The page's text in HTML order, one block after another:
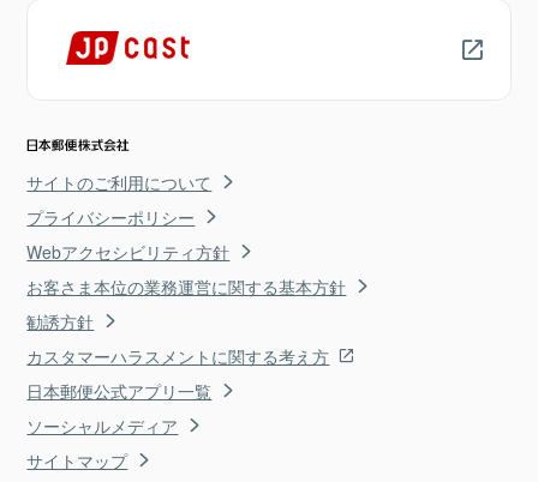
サイトのご利用について
プライバシーポリシー
Webアクセシビリティ方針
お客さま本位の業務運営に関する基本方針
勧誘方針
カスタマーハラスメントに関する考え方
日本郵便公式アプリ一覧
ソーシャルメディア
サイトマップ